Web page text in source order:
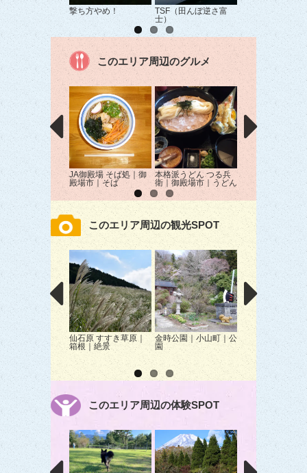
撃ち方やめ！
TSF（田んぼ逆さ富
士）
富士への道
このエリア周辺のグルメ
JA御殿場 そば処｜御
殿場市｜そば
本格派うどん つる兵
衛｜御殿場市｜うどん
替玉無双 豚ざ
｜御殿場市｜ラ
このエリア周辺の観光SPOT
仙石原 すすき草原｜
箱根｜絶景
金時公園｜小山町｜公
園
公益財団法人 富
園の桜｜小山町
このエリア周辺の体験SPOT